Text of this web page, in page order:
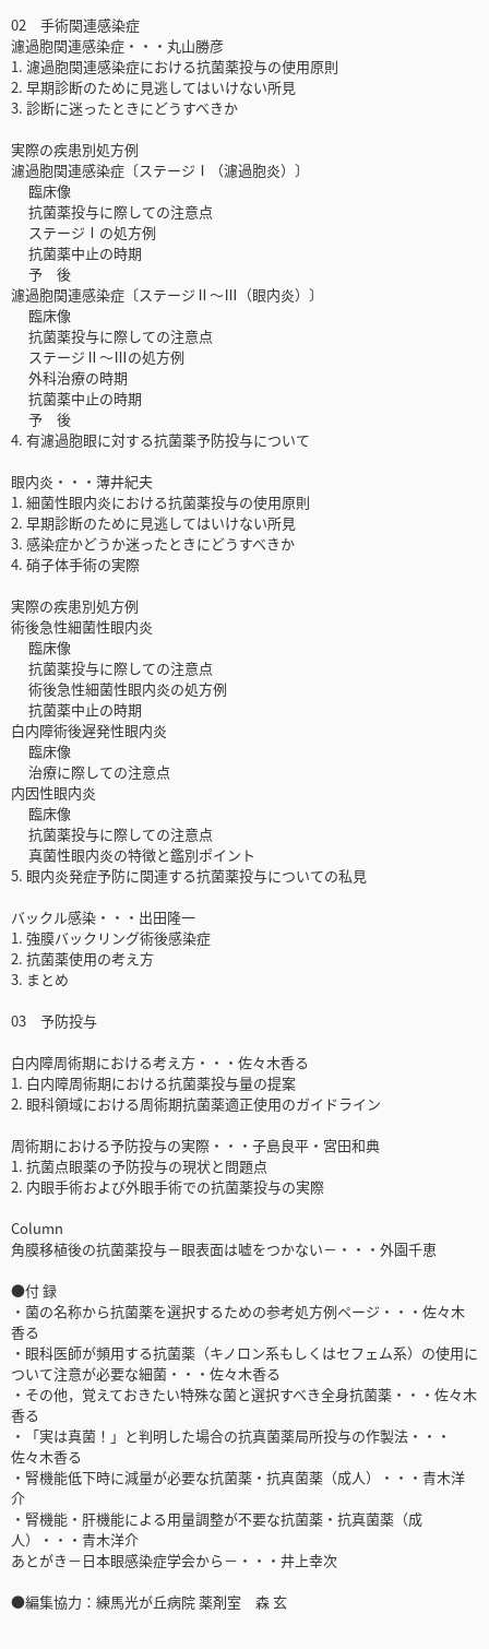
02 手術関連感染症
濾過胞関連感染症・・・丸山勝彦
1. 濾過胞関連感染症における抗菌薬投与の使用原則
2. 早期診断のために見逃してはいけない所見
3. 診断に迷ったときにどうすべきか
実際の疾患別処方例
濾過胞関連感染症〔ステージⅠ（濾過胞炎）〕
臨床像
抗菌薬投与に際しての注意点
ステージⅠの処方例
抗菌薬中止の時期
予 後
濾過胞関連感染症〔ステージⅡ～Ⅲ（眼内炎）〕
臨床像
抗菌薬投与に際しての注意点
ステージⅡ～Ⅲの処方例
外科治療の時期
抗菌薬中止の時期
予 後
4. 有濾過胞眼に対する抗菌薬予防投与について
眼内炎・・・薄井紀夫
1. 細菌性眼内炎における抗菌薬投与の使用原則
2. 早期診断のために見逃してはいけない所見
3. 感染症かどうか迷ったときにどうすべきか
4. 硝子体手術の実際
実際の疾患別処方例
術後急性細菌性眼内炎
臨床像
抗菌薬投与に際しての注意点
術後急性細菌性眼内炎の処方例
抗菌薬中止の時期
白内障術後遅発性眼内炎
臨床像
治療に際しての注意点
内因性眼内炎
臨床像
抗菌薬投与に際しての注意点
真菌性眼内炎の特徴と鑑別ポイント
5. 眼内炎発症予防に関連する抗菌薬投与についての私見
バックル感染・・・出田隆一
1. 強膜バックリング術後感染症
2. 抗菌薬使用の考え方
3. まとめ
03 予防投与
白内障周術期における考え方・・・佐々木香る
1. 白内障周術期における抗菌薬投与量の提案
2. 眼科領域における周術期抗菌薬適正使用のガイドライン
周術期における予防投与の実際・・・子島良平・宮田和典
1. 抗菌点眼薬の予防投与の現状と問題点
2. 内眼手術および外眼手術での抗菌薬投与の実際
Column
角膜移植後の抗菌薬投与－眼表面は嘘をつかない－・・・外園千恵
●付 録
・菌の名称から抗菌薬を選択するための参考処方例ページ・・・佐々木
香る
・眼科医師が頻用する抗菌薬（キノロン系もしくはセフェム系）の使用に
ついて注意が必要な細菌・・・佐々木香る
・その他，覚えておきたい特殊な菌と選択すべき全身抗菌薬・・・佐々木
香る
・「実は真菌！」と判明した場合の抗真菌薬局所投与の作製法・・・
佐々木香る
・腎機能低下時に減量が必要な抗菌薬・抗真菌薬（成人）・・・青木洋
介
・腎機能・肝機能による用量調整が不要な抗菌薬・抗真菌薬（成
人）・・・青木洋介
あとがき－日本眼感染症学会から－・・・井上幸次
●編集協力：練馬光が丘病院 薬剤室 森 玄